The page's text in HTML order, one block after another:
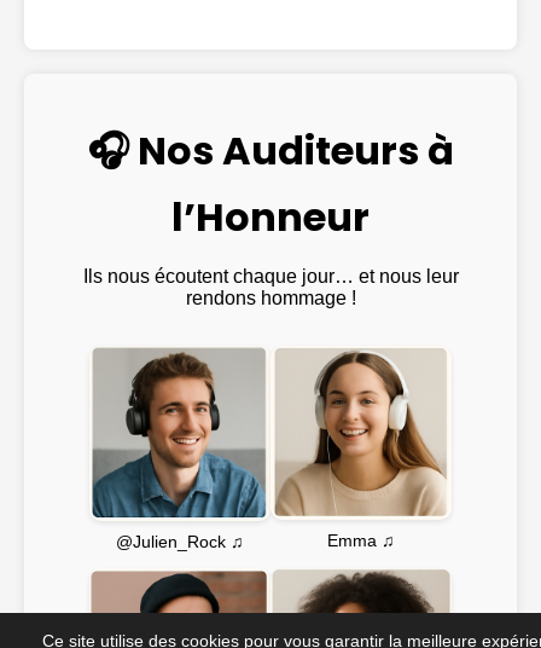
🎧 Nos Auditeurs à
l’Honneur
Ils nous écoutent chaque jour… et nous leur
rendons hommage !
@Julien_Rock ♫ Emma ♫
Ce site utilise des cookies pour vous garantir la meilleure